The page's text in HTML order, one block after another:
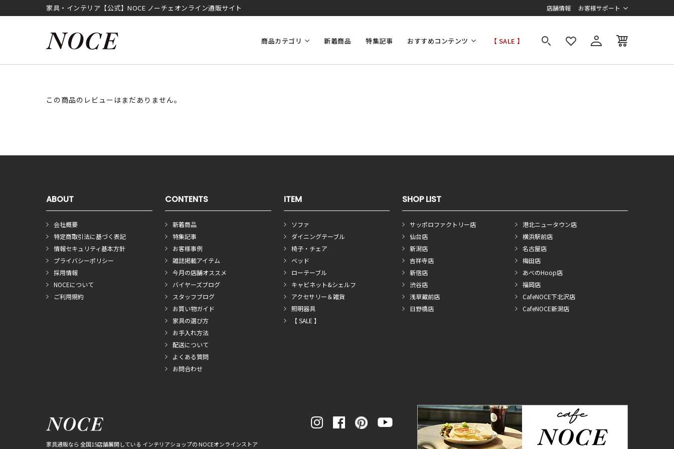
家具・インテリア【公式】NOCE ノーチェオンライン通販サイト 店舗情報 お客様サポート
商品カテゴリ 新着商品 特集記事 おすすめコンテンツ 【 SALE 】
この商品のレビューはまだありません。
ABOUT
会社概要
特定商取引法に基づく表記
情報セキュリティ基本方針
プライバシーポリシー
採用情報
NOCEについて
ご利用規約
CONTENTS
新着商品
特集記事
お客様事例
雑誌掲載アイテム
今月の店舗オススメ
バイヤーズブログ
スタッフブログ
お買い物ガイド
家具の選び方
お手入れ方法
配送について
よくある質問
お問合わせ
ITEM
ソファ
ダイニングテーブル
椅子・チェア
ベッド
ローテーブル
キャビネット&シェルフ
アクセサリー＆雑貨
照明器具
【 SALE 】
SHOP LIST
サッポロファクトリー店
仙台店
新潟店
吉祥寺店
新宿店
渋谷店
浅草蔵前店
日野橋店
港北ニュータウン店
横浜駅前店
名古屋店
梅田店
あべのHoop店
福岡店
CafeNOCE下北沢店
CafeNOCE新潟店
家具通販なら 全国15店舗展開している インテリアショップの NOCEオンラインストア